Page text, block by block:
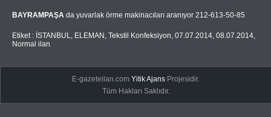
BAYRAMPAŞA da yuvarlak örme makinacıları aranıyor 212-613-50-85
Etiket : İSTANBUL, ELEMAN , Tekstil Konfeksiyon, 07.07.2014, 08.07.2014,
Normal ilan
E-gazeteilan.comYitik Ajans Projesidir.
Tüm Hakları Saklıdır.